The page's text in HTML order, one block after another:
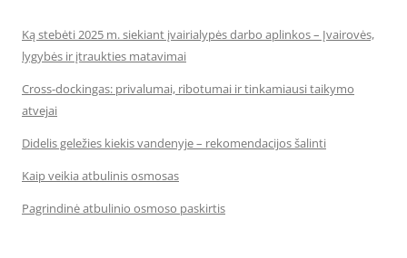
Ką stebėti 2025 m. siekiant įvairialypės darbo aplinkos – Įvairovės,
lygybės ir įtraukties matavimai
Cross-dockingas: privalumai, ribotumai ir tinkamiausi taikymo
atvejai
Didelis geležies kiekis vandenyje – rekomendacijos šalinti
Kaip veikia atbulinis osmosas
Pagrindinė atbulinio osmoso paskirtis